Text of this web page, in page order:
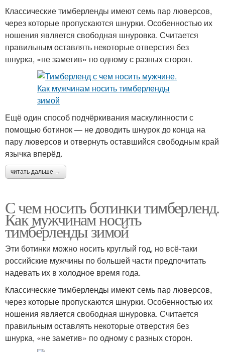
Классические тимберленды имеют семь пар люверсов,
через которые пропускаются шнурки. Особенностью их
ношения является свободная шнуровка. Считается
правильным оставлять некоторые отверстия без
шнурка, «не заметив» по одному с разных сторон.
Ещё один способ подчёркивания маскулинности с
помощью ботинок — не доводить шнурок до конца на
пару люверсов и отвернуть оставшийся свободным край
язычка вперёд.
читать дальше →
С чем носить ботинки тимберленд.
Как мужчинам носить
тимберленды зимой
Эти ботинки можно носить круглый год, но всё-таки
российские мужчины по большей части предпочитать
надевать их в холодное время года.
Классические тимберленды имеют семь пар люверсов,
через которые пропускаются шнурки. Особенностью их
ношения является свободная шнуровка. Считается
правильным оставлять некоторые отверстия без
шнурка, «не заметив» по одному с разных сторон.